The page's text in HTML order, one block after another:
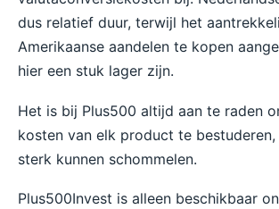
dus relatief duur, terwijl het
Amerikaanse aandelen te kopen
hier een stuk lager zijn.
Het is bij Plus500 altijd aan te raden
kosten van elk product te
sterk kunnen schommelen.
Plus500Invest is alleen beschikbaar